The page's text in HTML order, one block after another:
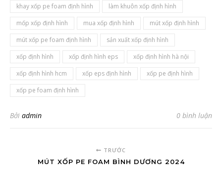
khay xốp pe foam định hình
làm khuôn xốp định hình
mốp xốp định hình
mua xốp định hình
mút xốp định hình
mút xốp pe foam định hình
sản xuất xốp định hình
xốp định hình
xốp định hình eps
xốp định hình hà nội
xốp định hình hcm
xốp eps định hình
xốp pe định hình
xốp pe foam định hình
Bởi admin 0 bình luận
TRƯỚC
MÚT XỐP PE FOAM BÌNH DƯƠNG 2024